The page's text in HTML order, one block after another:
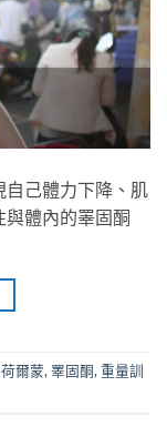
自己體力下降、肌
體內的睪固酮
爾蒙,睪固酮,重量訓